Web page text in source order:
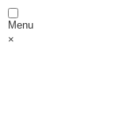
Menu
×